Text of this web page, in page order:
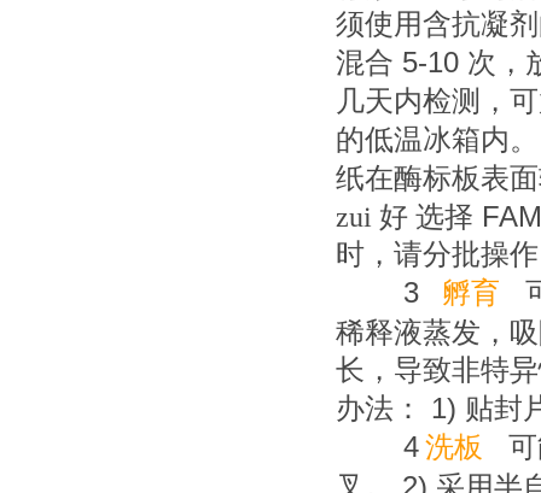
须使用含抗凝
混合 5-10 次，
几天内检测，
的低温冰箱内。
纸在酶标板表
zui 好 选择
时，请分批操
3 孵育
稀释液蒸发，
长，导致非特
办法：
1) 贴封
4洗板
2)